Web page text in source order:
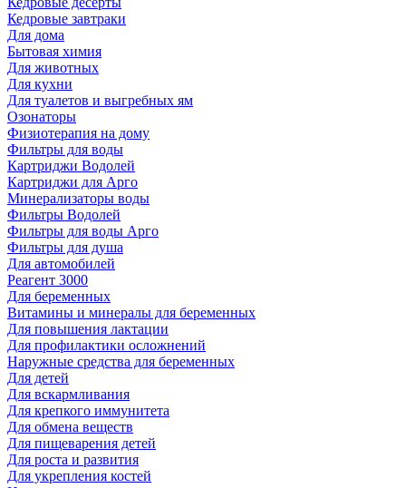
Кедровые завтраки
Для дома
Бытовая химия
Для животных
Для кухни
Для туалетов и выгребных ям
Озонаторы
Физиотерапия на дому
Фильтры для воды
Картриджи Водолей
Картриджи для Арго
Минерализаторы воды
Фильтры Водолей
Фильтры для воды Арго
Фильтры для душа
Для автомобилей
Реагент 3000
Для беременных
Витамины и минералы для беременных
Для повышения лактации
Для профилактики осложнений
Наружные средства для беременных
Для детей
Для вскармливания
Для крепкого иммунитета
Для обмена веществ
Для пищеварения детей
Для роста и развития
Для укрепления костей